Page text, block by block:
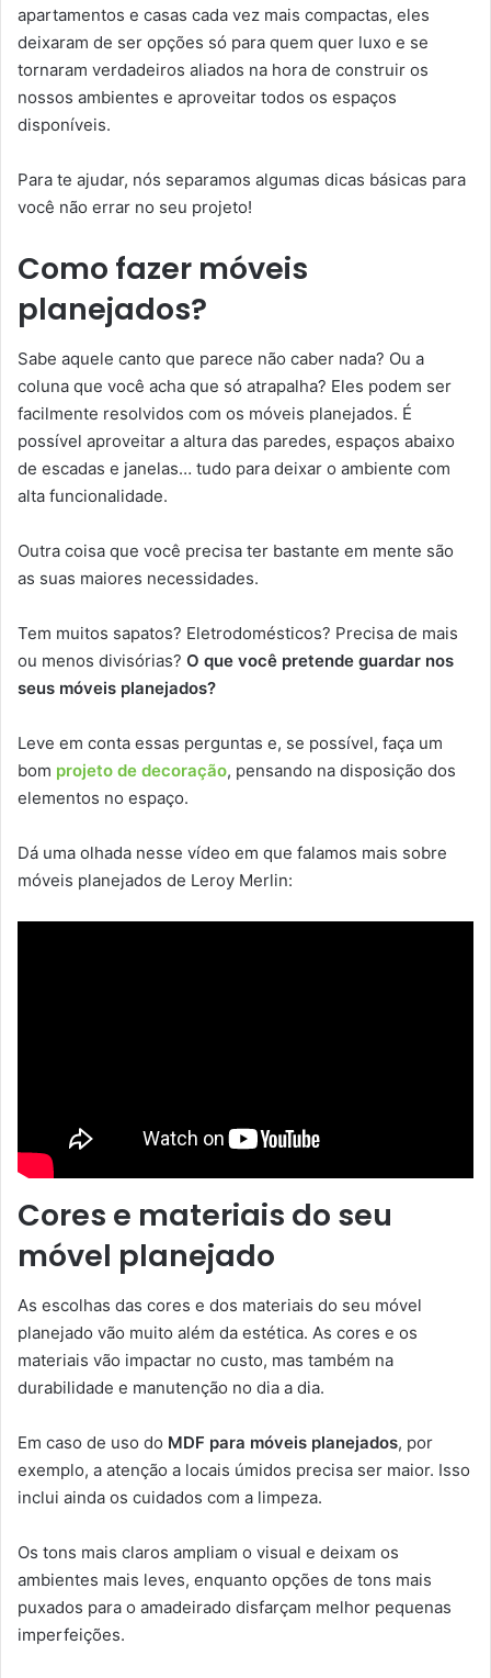
apartamentos e casas cada vez mais compactas, eles
deixaram de ser opções só para quem quer luxo e se
tornaram verdadeiros aliados na hora de construir os
nossos ambientes e aproveitar todos os espaços
disponíveis.
Para te ajudar, nós separamos algumas dicas básicas para
você não errar no seu projeto!
Como fazer móveis
planejados?
Sabe aquele canto que parece não caber nada? Ou a
coluna que você acha que só atrapalha? Eles podem ser
facilmente resolvidos com os móveis planejados. É
possível aproveitar a altura das paredes, espaços abaixo
de escadas e janelas… tudo para deixar o ambiente com
alta funcionalidade.
Outra coisa que você precisa ter bastante em mente são
as suas maiores necessidades.
Tem muitos sapatos? Eletrodomésticos? Precisa de mais
ou menos divisórias? O que você pretende guardar nos
seus móveis planejados?
Leve em conta essas perguntas e, se possível, faça um
bom projeto de decoração, pensando na disposição dos
elementos no espaço.
Dá uma olhada nesse vídeo em que falamos mais sobre
móveis planejados de Leroy Merlin:
Cores e materiais do seu
móvel planejado
As escolhas das cores e dos materiais do seu móvel
planejado vão muito além da estética. As cores e os
materiais vão impactar no custo, mas também na
durabilidade e manutenção no dia a dia.
Em caso de uso do MDF para móveis planejados, por
exemplo, a atenção a locais úmidos precisa ser maior. Isso
inclui ainda os cuidados com a limpeza.
Os tons mais claros ampliam o visual e deixam os
ambientes mais leves, enquanto opções de tons mais
puxados para o amadeirado disfarçam melhor pequenas
imperfeições.